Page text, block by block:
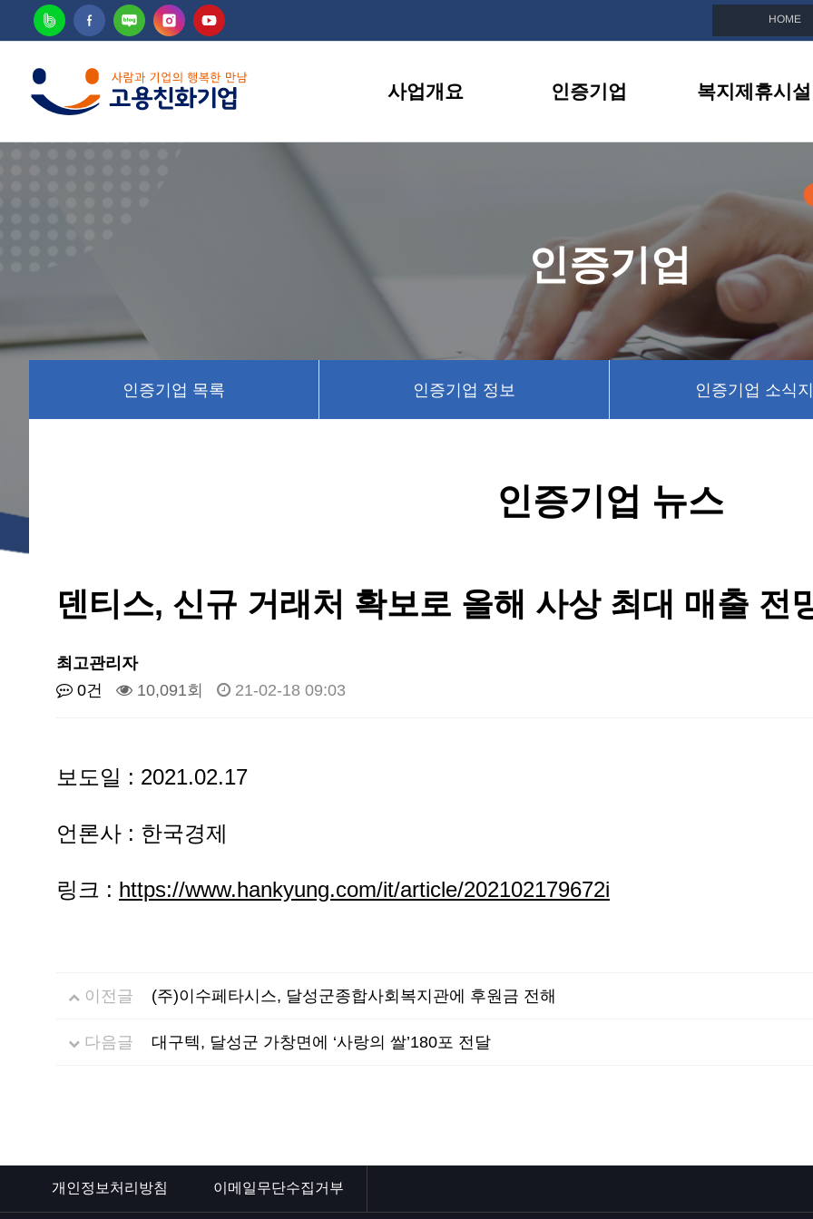
HOME
사업개요
고용친화기업이란
인증기업
인증기업 목록
인증기업 소식지
인증기업 뉴스
복지제휴시설
복지제휴시설 소
제휴시설 이벤트
인증기업
인증기업 목록 인증기업 정보 인증기업 소식지
인증기업 뉴스
덴티스, 신규 거래처 확보로 올해 사상 최대 매출 전
최고관리자
0건
10,091회 21-02-18 09:03
보도일 : 2021.02.17
언론사 : 한국경제
링크 : https://www.hankyung.com/it/article/202102179672i
이전글 (주)이수페타시스, 달성군종합사회복지관에 후원금 전해
다음글 대구텍, 달성군 가창면에 ‘사랑의 쌀’180포 전달
개인정보처리방침 이메일무단수집거부